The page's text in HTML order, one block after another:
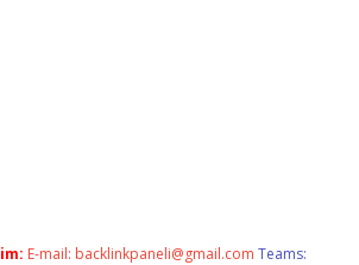
E-mail: backlinkpaneli@gmail.com Teams: